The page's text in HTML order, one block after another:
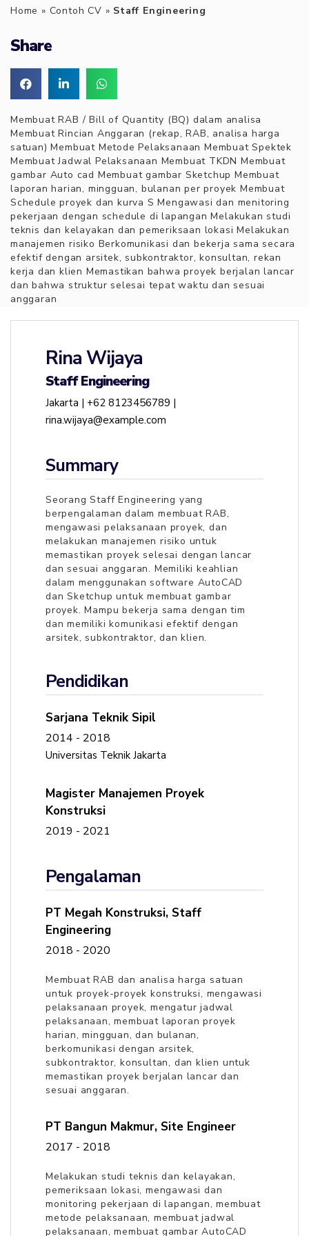
Home » Contoh CV » Staff Engineering
Share
Membuat RAB / Bill of Quantity (BQ) dalam analisa
Membuat Rincian Anggaran (rekap, RAB, analisa harga
satuan) Membuat Metode Pelaksanaan Membuat Spektek
Membuat Jadwal Pelaksanaan Membuat TKDN Membuat
gambar Auto cad Membuat gambar Sketchup Membuat
laporan harian, mingguan, bulanan per proyek Membuat
Schedule proyek dan kurva S Mengawasi dan menitoring
pekerjaan dengan schedule di lapangan Melakukan studi
teknis dan kelayakan dan pemeriksaan lokasi Melakukan
manajemen risiko Berkomunikasi dan bekerja sama secara
efektif dengan arsitek, subkontraktor, konsultan, rekan
kerja dan klien Memastikan bahwa proyek berjalan lancar
dan bahwa struktur selesai tepat waktu dan sesuai
anggaran
Rina Wijaya
Staff Engineering
Jakarta | +62 8123456789 |
rina.wijaya@example.com
Summary
Seorang Staff Engineering yang
berpengalaman dalam membuat RAB,
mengawasi pelaksanaan proyek, dan
melakukan manajemen risiko untuk
memastikan proyek selesai dengan lancar
dan sesuai anggaran. Memiliki keahlian
dalam menggunakan software AutoCAD
dan Sketchup untuk membuat gambar
proyek. Mampu bekerja sama dengan tim
dan memiliki komunikasi efektif dengan
arsitek, subkontraktor, dan klien.
Pendidikan
Sarjana Teknik Sipil
2014 - 2018
Universitas Teknik Jakarta
Magister Manajemen Proyek
Konstruksi
2019 - 2021
Pengalaman
PT Megah Konstruksi, Staff
Engineering
2018 - 2020
Membuat RAB dan analisa harga satuan
untuk proyek-proyek konstruksi, mengawasi
pelaksanaan proyek, mengatur jadwal
pelaksanaan, membuat laporan proyek
harian, mingguan, dan bulanan,
berkomunikasi dengan arsitek,
subkontraktor, konsultan, dan klien untuk
memastikan proyek berjalan lancar dan
sesuai anggaran.
PT Bangun Makmur, Site Engineer
2017 - 2018
Melakukan studi teknis dan kelayakan,
pemeriksaan lokasi, mengawasi dan
monitoring pekerjaan di lapangan, membuat
metode pelaksanaan, membuat jadwal
pelaksanaan, membuat gambar AutoCAD